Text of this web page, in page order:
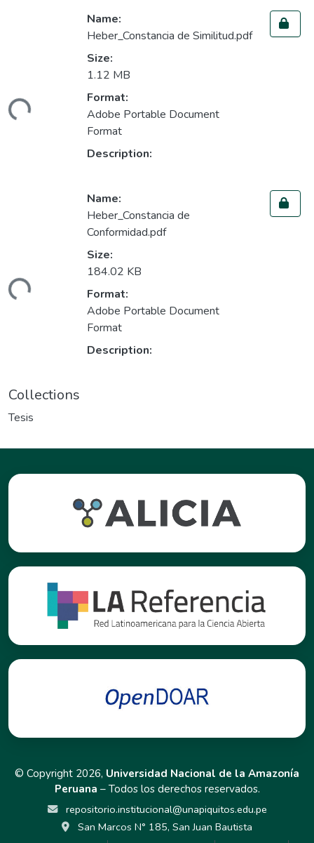
Loading...
Name:
Heber_Constancia de Similitud.pdf
Size:
1.12 MB
Format:
Adobe Portable Document
Format
Description:
Loading...
Name:
Heber_Constancia de
Conformidad.pdf
Size:
184.02 KB
Format:
Adobe Portable Document
Format
Description:
Collections
Tesis
© Copyright 2026, Universidad Nacional de la Amazonía
Peruana – Todos los derechos reservados.
repositorio.institucional@unapiquitos.edu.pe
San Marcos N° 185, San Juan Bautista